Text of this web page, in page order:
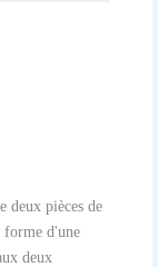
deux pièces de
forme d'une
deux